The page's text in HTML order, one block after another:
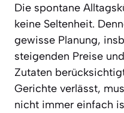
Die spontane
keine Seltenheit.
gewisse Planung,
steigenden Preise
Zutaten
Gerichte verlässt,
nicht immer einfach